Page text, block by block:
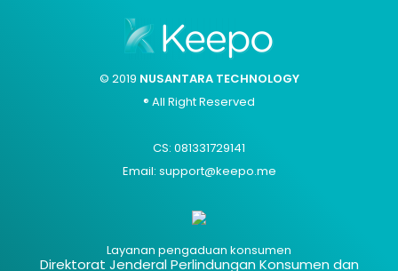
© 2019 NUSANTARA TECHNOLOGY
® All Right Reserved
CS: 081331729141
Email: support@keepo.me
Layanan pengaduan konsumen
Direktorat Jenderal Perlindungan Konsumen dan